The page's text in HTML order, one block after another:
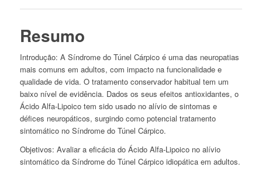
Resumo
Introdução: A Síndrome do Túnel Cárpico é uma das neuropatias
mais comuns em adultos, com impacto na funcionalidade e
qualidade de vida. O tratamento conservador habitual tem um
baixo nível de evidência. Dados os seus efeitos antioxidantes, o
Ácido Alfa-Lipoico tem sido usado no alívio de sintomas e
défices neuropáticos, surgindo como potencial tratamento
sintomático no Síndrome do Túnel Cárpico.
Objetivos: Avaliar a eficácia do Ácido Alfa-Lipoico no alívio
sintomático da Síndrome do Túnel Cárpico idiopática em adultos.